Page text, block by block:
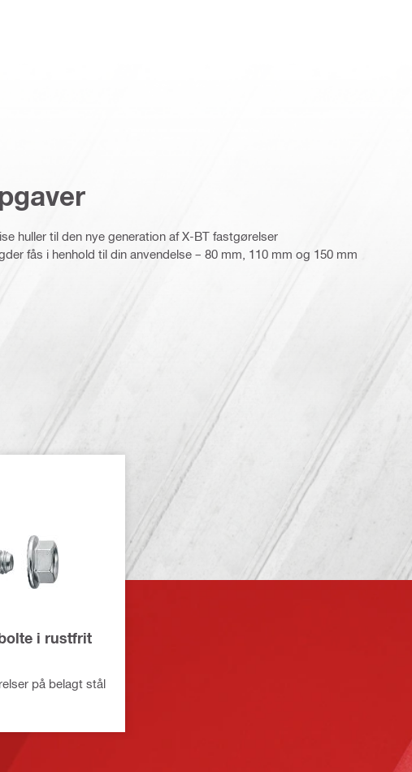
huller til den nye generation af X-BT fastgørelser
fås i henhold til din anvendelse – 80 mm, 110 mm og 150 mm
i rustfrit
på belagt stål